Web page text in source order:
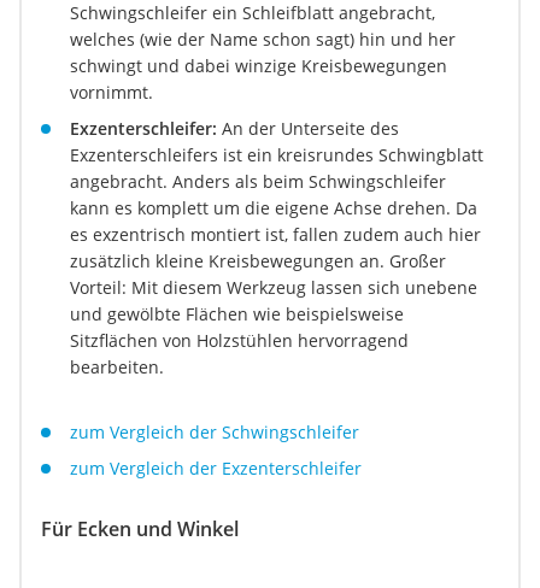
Schwingschleifer ein Schleifblatt angebracht,
welches (wie der Name schon sagt) hin und her
schwingt und dabei winzige Kreisbewegungen
vornimmt.
Exzenterschleifer: An der Unterseite des
Exzenterschleifers ist ein kreisrundes Schwingblatt
angebracht. Anders als beim Schwingschleifer
kann es komplett um die eigene Achse drehen. Da
es exzentrisch montiert ist, fallen zudem auch hier
zusätzlich kleine Kreisbewegungen an. Großer
Vorteil: Mit diesem Werkzeug lassen sich unebene
und gewölbte Flächen wie beispielsweise
Sitzflächen von Holzstühlen hervorragend
bearbeiten.
zum Vergleich der Schwingschleifer
zum Vergleich der Exzenterschleifer
Für Ecken und Winkel